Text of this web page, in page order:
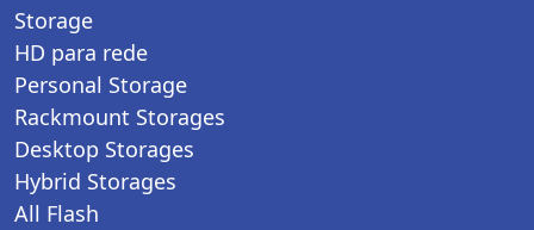
Storage
HD para rede
Personal Storage
Rackmount Storages
Desktop Storages
Hybrid Storages
All Flash